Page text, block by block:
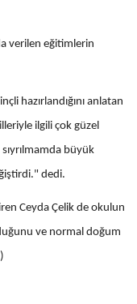
verilen eğitimlerin
hazırlandığını anlatan
ilgili çok güzel
büyük
dedi.
Ceyda Çelik de okulun
ve normal doğum